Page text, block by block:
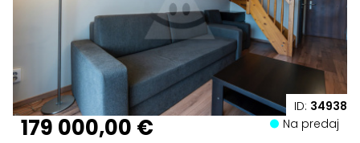
ID: 34938
179 000,00 € Na predaj